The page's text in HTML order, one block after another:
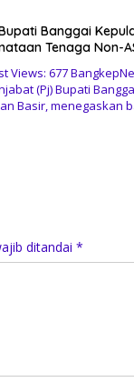
Banggai
Tenaga Non-
Views: 677
(Pj) Bupati
Basir, menegaskan
ditandai *